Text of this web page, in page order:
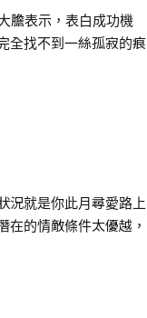
膽表示，表白成功機
全找不到一絲孤寂的痕
況就是你此月尋愛路上
在的情敵條件太優越，